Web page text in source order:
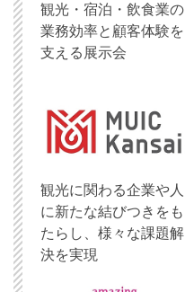
観光・宿泊・飲食業の
業務効率と顧客体験を
支える展示会
観光に関わる企業や人
に新たな結びつきをも
たらし、様々な課題解
決を実現